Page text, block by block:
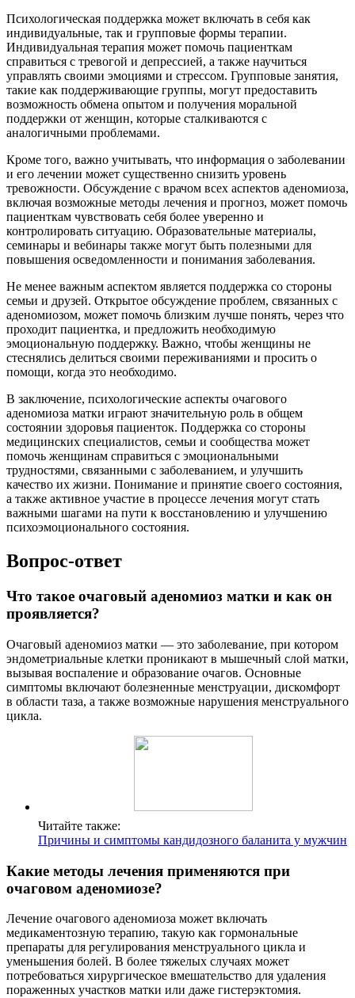
Психологическая поддержка может включать в себя как
индивидуальные, так и групповые формы терапии.
Индивидуальная терапия может помочь пациенткам
справиться с тревогой и депрессией, а также научиться
управлять своими эмоциями и стрессом. Групповые занятия,
такие как поддерживающие группы, могут предоставить
возможность обмена опытом и получения моральной
поддержки от женщин, которые сталкиваются с
аналогичными проблемами.
Кроме того, важно учитывать, что информация о заболевании
и его лечении может существенно снизить уровень
тревожности. Обсуждение с врачом всех аспектов аденомиоза,
включая возможные методы лечения и прогноз, может помочь
пациенткам чувствовать себя более уверенно и
контролировать ситуацию. Образовательные материалы,
семинары и вебинары также могут быть полезными для
повышения осведомленности и понимания заболевания.
Не менее важным аспектом является поддержка со стороны
семьи и друзей. Открытое обсуждение проблем, связанных с
аденомиозом, может помочь близким лучше понять, через что
проходит пациентка, и предложить необходимую
эмоциональную поддержку. Важно, чтобы женщины не
стеснялись делиться своими переживаниями и просить о
помощи, когда это необходимо.
В заключение, психологические аспекты очагового
аденомиоза матки играют значительную роль в общем
состоянии здоровья пациенток. Поддержка со стороны
медицинских специалистов, семьи и сообщества может
помочь женщинам справиться с эмоциональными
трудностями, связанными с заболеванием, и улучшить
качество их жизни. Понимание и принятие своего состояния,
а также активное участие в процессе лечения могут стать
важными шагами на пути к восстановлению и улучшению
психоэмоционального состояния.
Вопрос-ответ
Что такое очаговый аденомиоз матки и как он
проявляется?
Очаговый аденомиоз матки — это заболевание, при котором
эндометриальные клетки проникают в мышечный слой матки,
вызывая воспаление и образование очагов. Основные
симптомы включают болезненные менструации, дискомфорт
в области таза, а также возможные нарушения менструального
цикла.
Читайте также:
Причины и симптомы кандидозного баланита у мужчин
Какие методы лечения применяются при
очаговом аденомиозе?
Лечение очагового аденомиоза может включать
медикаментозную терапию, такую как гормональные
препараты для регулирования менструального цикла и
уменьшения болей. В более тяжелых случаях может
потребоваться хирургическое вмешательство для удаления
пораженных участков матки или даже гистерэктомия.